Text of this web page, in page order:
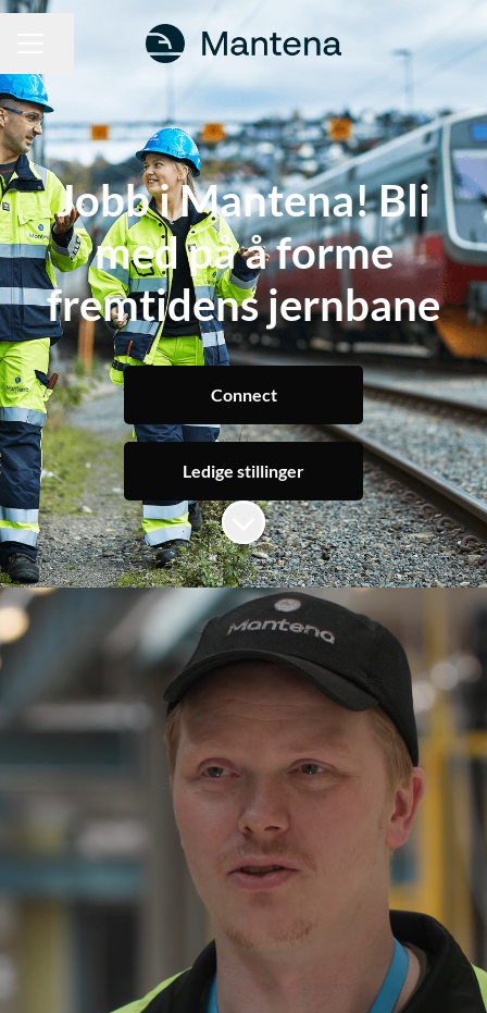
Jobb i Mantena! Bli
med på å forme
fremtidens jernbane
Connect
Ledige stillinger
Bla til innholdet
Bli en del av Mantena-
laget ⤵